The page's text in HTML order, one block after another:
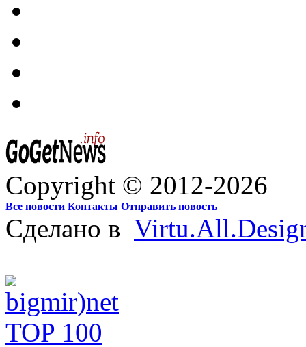
Copyright © 2012-2026
Все новости Контакты Отправить новость
Сделано в